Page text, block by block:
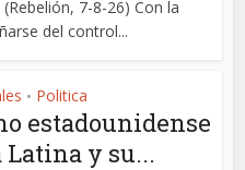
7-8-26) Con la
del control...
• Politica
estadounidense
y su...